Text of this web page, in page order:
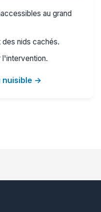
au grand
des nids cachés.
l'intervention.
nuisible →